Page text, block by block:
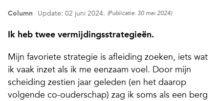
Column Update: 02 juni 2024. (Publicatie: 30 mei 2024)
Ik heb twee vermijdingsstrategieën.
Mijn favoriete strategie is afleiding zoeken, iets wat
ik vaak inzet als ik me eenzaam voel. Door mijn
scheiding zestien jaar geleden (en het daarop
volgende co-ouderschap) zag ik soms als een berg